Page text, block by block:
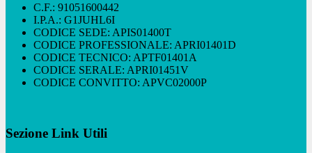
C.F.: 91051600442
I.P.A.: G1JUHL6I
CODICE SEDE: APIS01400T
CODICE PROFESSIONALE: APRI01401D
CODICE TECNICO: APTF01401A
CODICE SERALE: APRI01451V
CODICE CONVITTO: APVC02000P
Sezione Link Utili